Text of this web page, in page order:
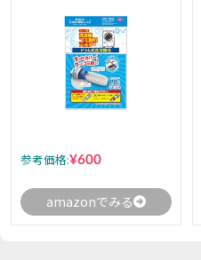
参考価格:¥600
amazonでみる